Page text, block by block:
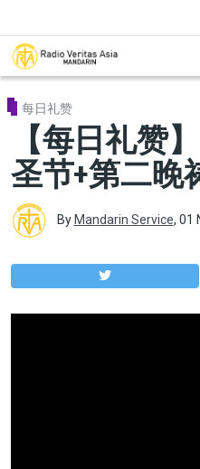
每日礼赞
【每日礼赞
圣节+第二晚
By Mandarin Service, 01